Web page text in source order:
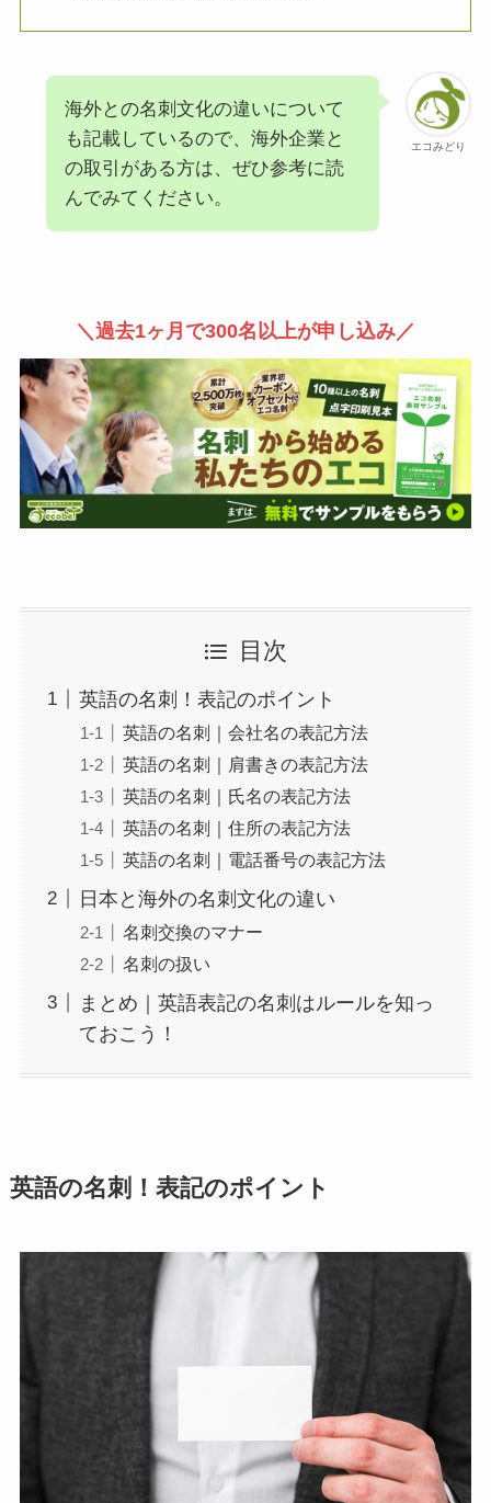
エコみどり
海外との名刺文化の違いについて
も記載しているので、海外企業と
の取引がある方は、ぜひ参考に読
んでみてください。
＼過去1ヶ月で300名以上が申し込み／
目次
英語の名刺！表記のポイント
英語の名刺｜会社名の表記方法
英語の名刺｜肩書きの表記方法
英語の名刺｜氏名の表記方法
英語の名刺｜住所の表記方法
英語の名刺｜電話番号の表記方法
日本と海外の名刺文化の違い
名刺交換のマナー
名刺の扱い
まとめ｜英語表記の名刺はルールを知っ
ておこう！
英語の名刺！表記のポイント